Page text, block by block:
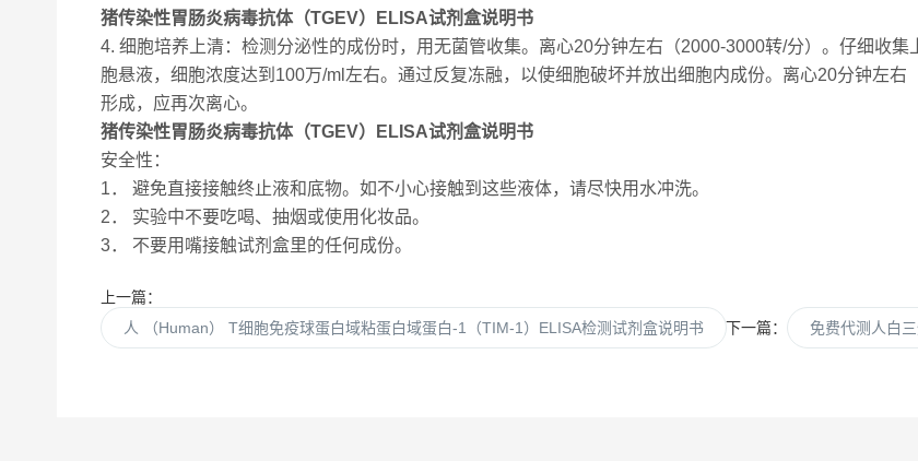
猪传染性胃肠炎病毒抗体（TGEV）ELISA试剂盒说明书
4. 细胞培养上清：检测分泌性的成份时，用无菌管收集。离心20分钟左右（2000-3000转/分）。仔细收
胞悬液，细胞浓度达到100万/ml左右。通过反复冻融，以使细胞破坏并放出细胞内成份。离心20分钟左
形成，应再次离心。
猪传染性胃肠炎病毒抗体（TGEV）ELISA试剂盒说明书
安全性：
1． 避免直接接触终止液和底物。如不小心接触到这些液体，请尽快用水冲洗。
2． 实验中不要吃喝、抽烟或使用化妆品。
3． 不要用嘴接触试剂盒里的任何成份。
上一篇：
人 （Human） T细胞免疫球蛋白域粘蛋白域蛋白-1（TIM-1）ELISA检测试剂盒说明书
下一篇： 免费代测人白